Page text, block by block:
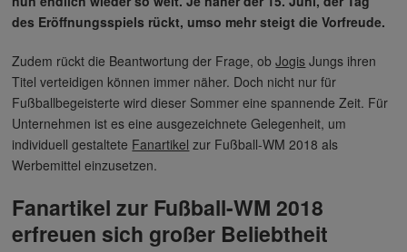
des Eröffnungsspiels rückt, umso mehr steigt die Vorfreude.
Zudem rückt die Beantwortung der Frage, obJogis Jungs ihren
Titel verteidigen können immer näher. Doch nicht nur für
Fußballbegeisterte wird dieser Sommer eine spannende Zeit. Für
Unternehmen ist es eine ausgezeichnete Gelegenheit, um
individuell gestaltete Fanartikel zur Fußball-WM 2018 als
Werbemittel einzusetzen.
Fanartikel zur Fußball-WM 2018
erfreuen sich großer Beliebtheit